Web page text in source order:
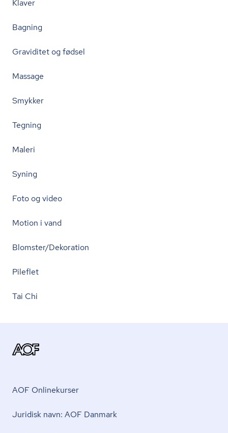
Klaver
Bagning
Graviditet og fødsel
Massage
Smykker
Tegning
Maleri
Syning
Foto og video
Motion i vand
Blomster/Dekoration
Pileflet
Tai Chi
AOF Onlinekurser
Juridisk navn: AOF Danmark